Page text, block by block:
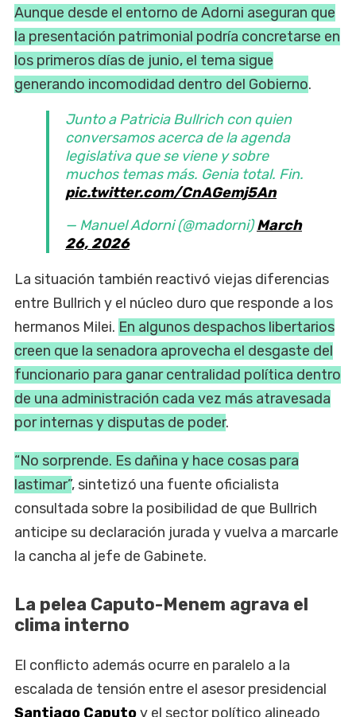
Aunque desde el entorno de Adorni aseguran que
la presentación patrimonial podría concretarse en
los primeros días de junio, el tema sigue
generando incomodidad dentro del Gobierno.
Junto a Patricia Bullrich con quien
conversamos acerca de la agenda
legislativa que se viene y sobre
muchos temas más. Genia total. Fin.
pic.twitter.com/CnAGemj5An
— Manuel Adorni (@madorni)March
26, 2026
La situación también reactivó viejas diferencias
entre Bullrich y el núcleo duro que responde a los
hermanos Milei. En algunos despachos libertarios
creen que la senadora aprovecha el desgaste del
funcionario para ganar centralidad política dentro
de una administración cada vez más atravesada
por internas y disputas de poder.
“No sorprende. Es dañina y hace cosas para
lastimar”, sintetizó una fuente oficialista
consultada sobre la posibilidad de que Bullrich
anticipe su declaración jurada y vuelva a marcarle
la cancha al jefe de Gabinete.
La pelea Caputo-Menem agrava el
clima interno
El conflicto además ocurre en paralelo a la
escalada de tensión entre el asesor presidencial
Santiago Caputoy el sector político alineado